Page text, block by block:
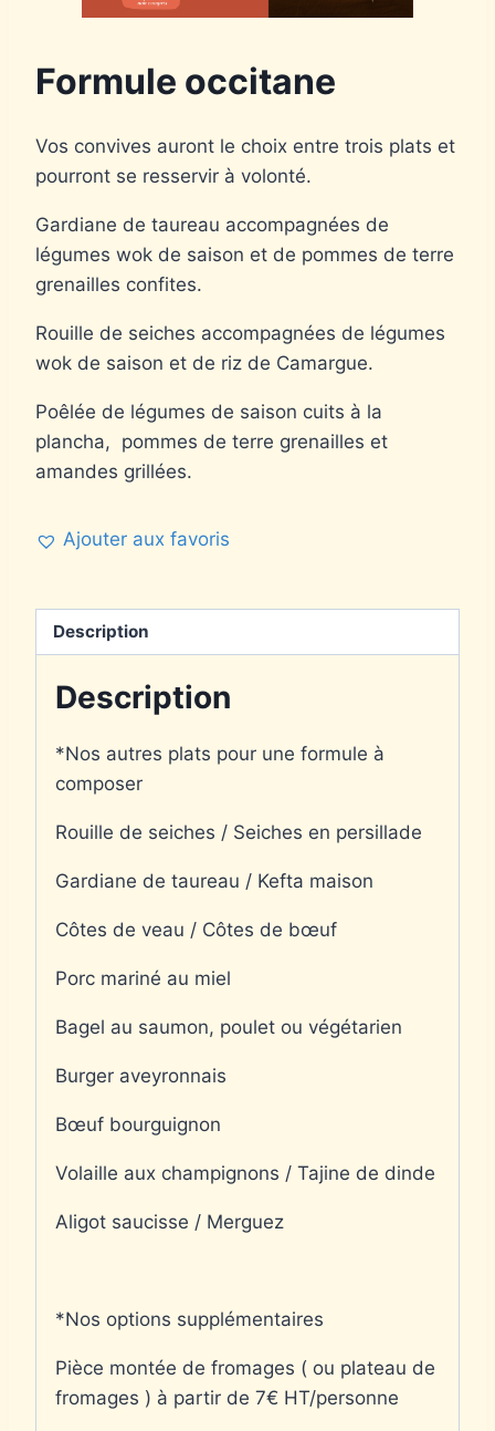
Formule occitane
Vos convives auront le choix entre trois plats et
pourront se resservir à volonté.
Gardiane de taureau accompagnées de
légumes wok de saison et de pommes de terre
grenailles confites.
Rouille de seiches accompagnées de légumes
wok de saison et de riz de Camargue.
Poêlée de légumes de saison cuits à la
plancha, pommes de terre grenailles et
amandes grillées.
Ajouter aux favoris
Description
Description
*Nos autres plats pour une formule à
composer
Rouille de seiches / Seiches en persillade
Gardiane de taureau / Kefta maison
Côtes de veau / Côtes de bœuf
Porc mariné au miel
Bagel au saumon, poulet ou végétarien
Burger aveyronnais
Bœuf bourguignon
Volaille aux champignons / Tajine de dinde
Aligot saucisse / Merguez
*Nos options supplémentaires
Pièce montée de fromages ( ou plateau de
fromages ) à partir de 7€ HT/personne